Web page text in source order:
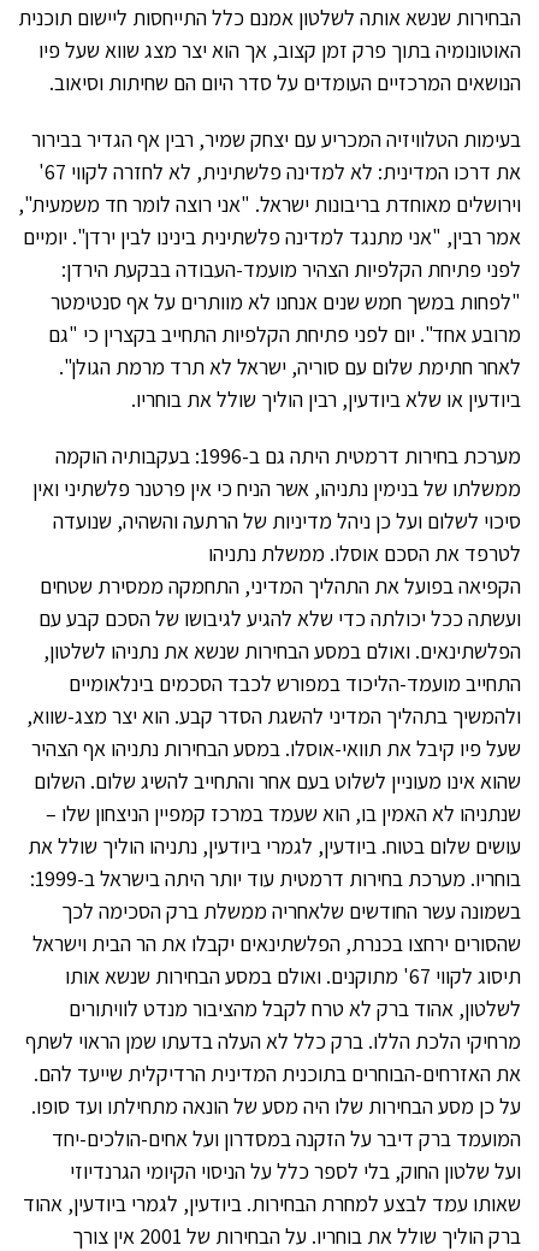
הבחירות שנשא אותה לשלטון אמנם כלל התייחסות ליישום תוכנית
האוטונומיה בתוך פרק זמן קצוב, אך הוא יצר מצג שווא שעל פיו
הנושאים המרכזיים העומדים על סדר היום הם שחיתות וסיאוב.
בעימות הטלוויזיה המכריע עם יצחק שמיר, רבין אף הגדיר בבירור
את דרכו המדינית: לא למדינה פלשתינית, לא לחזרה לקווי 67'
וירושלים מאוחדת בריבונות ישראל. "אני רוצה לומר חד משמעית",
אמר רבין, "אני מתנגד למדינה פלשתינית בינינו לבין ירדן". יומיים
לפני פתיחת הקלפיות הצהיר מועמד-העבודה בבקעת הירדן:
"לפחות במשך חמש שנים אנחנו לא מוותרים על אף סנטימטר
מרובע אחד". יום לפני פתיחת הקלפיות התחייב בקצרין כי "גם
לאחר חתימת שלום עם סוריה, ישראל לא תרד מרמת הגולן".
ביודעין או שלא ביודעין, רבין הוליך שולל את בוחריו.
מערכת בחירות דרמטית היתה גם ב-1996: בעקבותיה הוקמה
ממשלתו של בנימין נתניהו, אשר הניח כי אין פרטנר פלשתיני ואין
סיכוי לשלום ועל כן ניהל מדיניות של הרתעה והשהיה, שנועדה
לטרפד את הסכם אוסלו. ממשלת נתניהו
הקפיאה בפועל את התהליך המדיני, התחמקה ממסירת שטחים
ועשתה ככל יכולתה כדי שלא להגיע לגיבושו של הסכם קבע עם
הפלשתינאים. ואולם במסע הבחירות שנשא את נתניהו לשלטון,
התחייב מועמד-הליכוד במפורש לכבד הסכמים בינלאומיים
ולהמשיך בתהליך המדיני להשגת הסדר קבע. הוא יצר מצג-שווא,
שעל פיו קיבל את תוואי-אוסלו. במסע הבחירות נתניהו אף הצהיר
שהוא אינו מעוניין לשלוט בעם אחר והתחייב להשיג שלום. השלום
שנתניהו לא האמין בו, הוא שעמד במרכז קמפיין הניצחון שלו –
עושים שלום בטוח. ביודעין, לגמרי ביודעין, נתניהו הוליך שולל את
בוחריו. מערכת בחירות דרמטית עוד יותר היתה בישראל ב-1999:
בשמונה עשר החודשים שלאחריה ממשלת ברק הסכימה לכך
שהסורים ירחצו בכנרת, הפלשתינאים יקבלו את הר הבית וישראל
תיסוג לקווי 67' מתוקנים. ואולם במסע הבחירות שנשא אותו
לשלטון, אהוד ברק לא טרח לקבל מהציבור מנדט לוויתורים
מרחיקי הלכת הללו. ברק כלל לא העלה בדעתו שמן הראוי לשתף
את האזרחים-הבוחרים בתוכנית המדינית הרדיקלית שייעד להם.
על כן מסע הבחירות שלו היה מסע של הונאה מתחילתו ועד סופו.
המועמד ברק דיבר על הזקנה במסדרון ועל אחים-הולכים-יחד
ועל שלטון החוק, בלי לספר כלל על הניסוי הקיומי הגרנדיוזי
שאותו עמד לבצע למחרת הבחירות. ביודעין, לגמרי ביודעין, אהוד
ברק הוליך שולל את בוחריו. על הבחירות של 2001 אין צורך